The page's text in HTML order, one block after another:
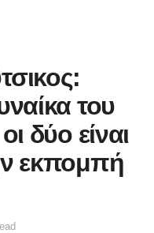
του
δύο είναι
εκπομπή